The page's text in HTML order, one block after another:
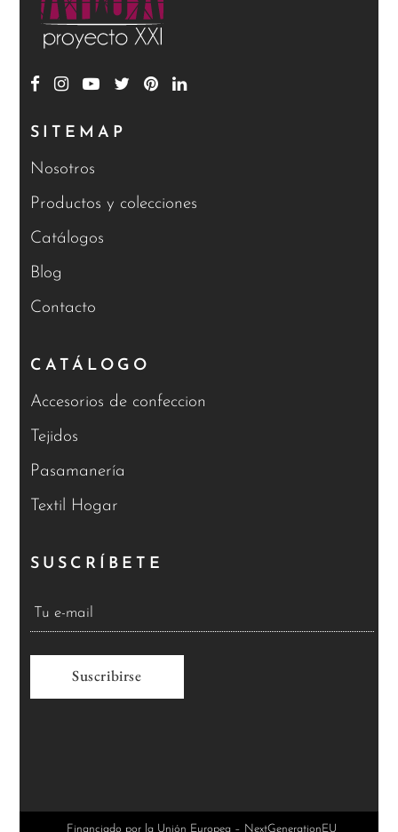
SITEMAP
Nosotros
Productos y colecciones
Catálogos
Blog
Contacto
CATÁLOGO
Accesorios de confeccion
Tejidos
Pasamanería
Textil Hogar
SUSCRÍBETE
Financiado por la Unión Europea – NextGenerationEU